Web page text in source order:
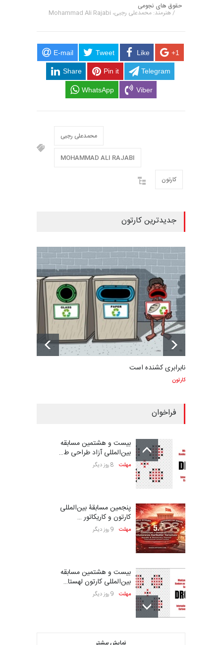
حقوق های نجومی
/ هنرمند: محمدعلی رجبی، Mohammad Ali Rajabi
E-mail Tweet Like +1
Share Pin it Telegram
WhatsApp Viber
محمدعلی رجبی
MOHAMMAD ALI RAJABI
کارتون
جدیدترین کارتون
نابرابری کشنده است
کارتون
فراخوان
بیست و هشتمین مسابقه
بین‌المللی آزاد طراحی ط…
مهلت 8 روز دیگر
پنجمین مسابقۀ بین‌المللی
کارتون و کاریکاتور …
مهلت 9 روز دیگر
بیست و هشتمین مسابقه
بین‌المللی کارتون لهستا…
مهلت 9 روز دیگر
نمایش بیشتر